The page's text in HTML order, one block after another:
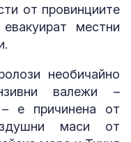
от провинциите
местни
необичайно
валежи –
е причинена от
маси от